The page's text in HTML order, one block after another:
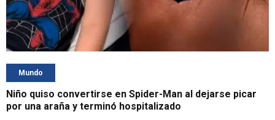
Mundo
Niño quiso convertirse en Spider-Man al dejarse picar
por una araña y terminó hospitalizado